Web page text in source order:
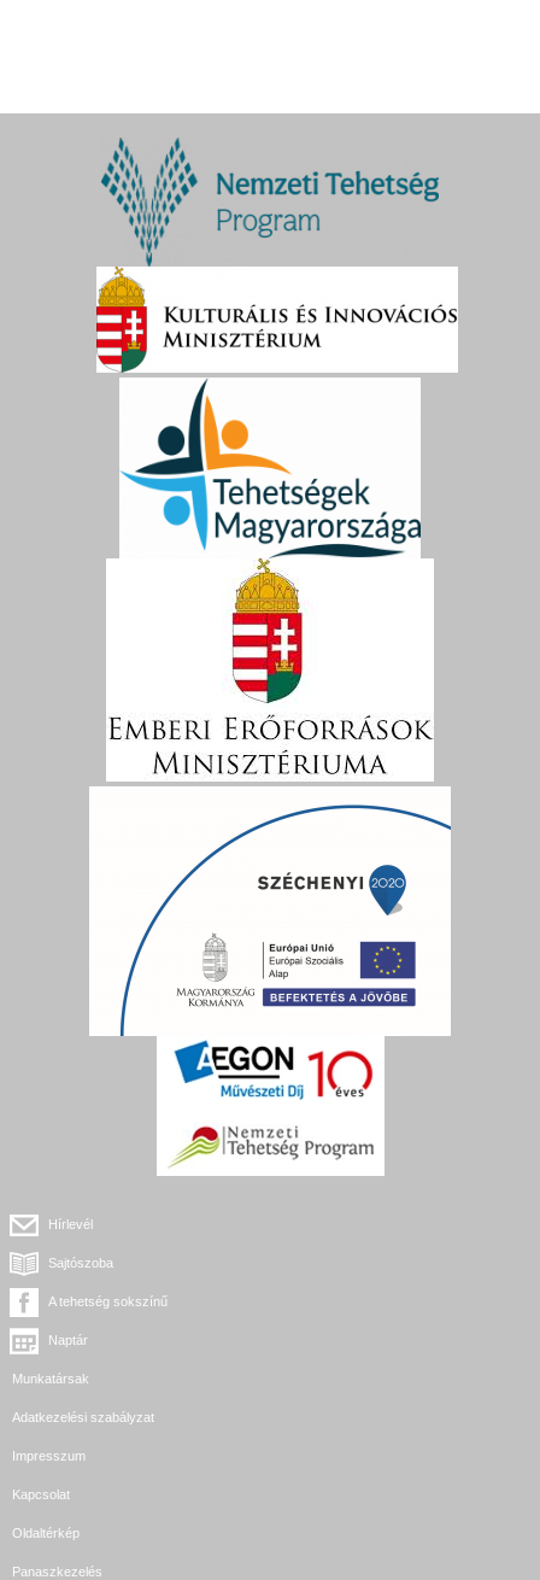
Hírlevél
Sajtószoba
A tehetség sokszínű
Naptár
Munkatársak
Adatkezelési szabályzat
Impresszum
Kapcsolat
Oldaltérkép
Panaszkezelés